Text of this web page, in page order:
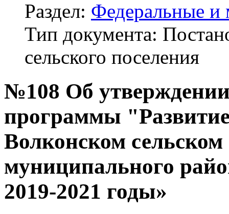
Раздел: Федеральные
Тип документа:
сельского поселения
№108 Об
программы
Волконском
муниципального
2019-2021 годы»